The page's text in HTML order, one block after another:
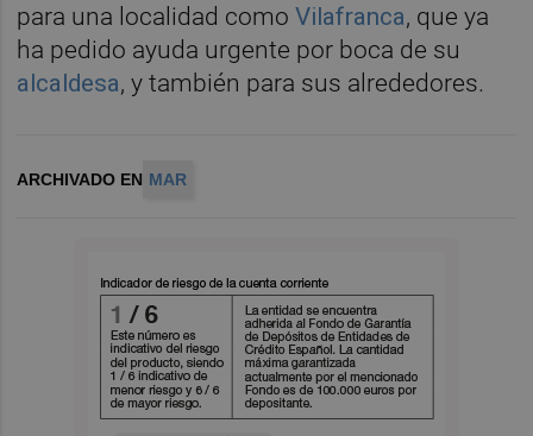
para una localidad comoVilafranca, que ya
ha pedido ayuda urgente por boca de su
alcaldesa, y también para sus alrededores.
ARCHIVADO EN MAR